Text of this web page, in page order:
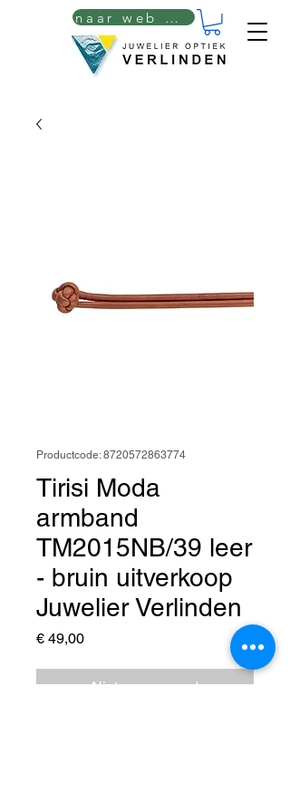
naar web winkel
Productcode: 8720572863774
Tirisi Moda
armband
TM2015NB/39 leer
- bruin uitverkoop
Juwelier Verlinden
€ 49,00Prijs
Niet op voorraad